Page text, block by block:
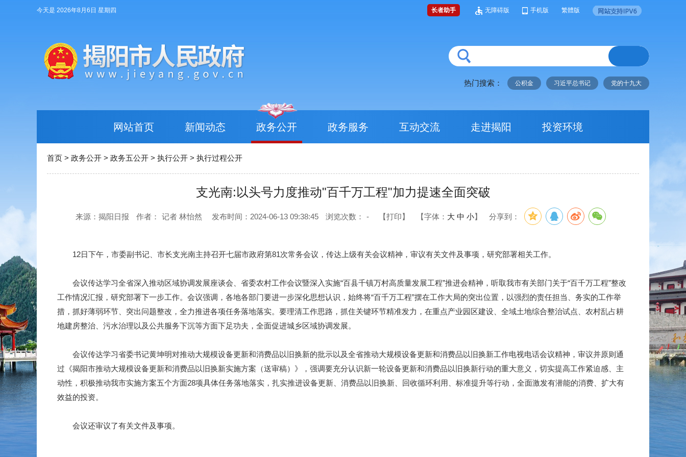
今天是 2026年8月6日 星期四 长者助手 无障碍版 手机版 繁體版
热门搜索： 公积金 习近平总书记 党的十九大
网站首页 新闻动态 政务公开 政务服务 互动交流 走进揭阳 投资环境
首页 > 政务公开 > 政务五公开 > 执行公开 > 执行过程公开
支光南:以头号力度推动"百千万工程"加力提速全面突破
来源：揭阳日报 作者： 记者 林怡然 发布时间：2024-06-13 09:38:45 浏览次数： - 【打印】 【字体： 大 中 小】 分享到：
12日下午，市委副书记、市长支光南主持召开七届市政府第81次常务会议，传达上级有关会议精神，审议有关文件及事项，研究部署相关工作。
会议传达学习全省深入推动区域协调发展座谈会、省委农村工作会议暨深入实施“百县千镇万村高质量发展工程”推进会精神，听取我市有关部门关于“百千万工程”整改
工作情况汇报，研究部署下一步工作。会议强调，各地各部门要进一步深化思想认识，始终将“百千万工程”摆在工作大局的突出位置，以强烈的责任担当、务实的工作举
措，抓好薄弱环节、突出问题整改，全力推进各项任务落地落实。要理清工作思路，抓住关键环节精准发力，在重点产业园区建设、全域土地综合整治试点、农村乱占耕
地建房整治、污水治理以及公共服务下沉等方面下足功夫，全面促进城乡区域协调发展。
会议传达学习省委书记黄坤明对推动大规模设备更新和消费品以旧换新的批示以及全省推动大规模设备更新和消费品以旧换新工作电视电话会议精神，审议并原则通
过《揭阳市推动大规模设备更新和消费品以旧换新实施方案（送审稿）》，强调要充分认识新一轮设备更新和消费品以旧换新行动的重大意义，切实提高工作紧迫感、主
动性，积极推动我市实施方案五个方面28项具体任务落地落实，扎实推进设备更新、消费品以旧换新、回收循环利用、标准提升等行动，全面激发有潜能的消费、扩大有
效益的投资。
会议还审议了有关文件及事项。